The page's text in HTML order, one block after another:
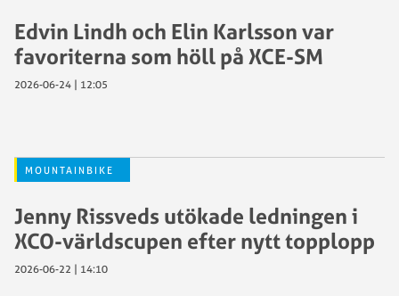
Edvin Lindh och Elin Karlsson var
favoriterna som höll på XCE-SM
2026-06-24 | 12:05
MOUNTAINBIKE
Jenny Rissveds utökade ledningen i
XCO-världscupen efter nytt topplopp
2026-06-22 | 14:10